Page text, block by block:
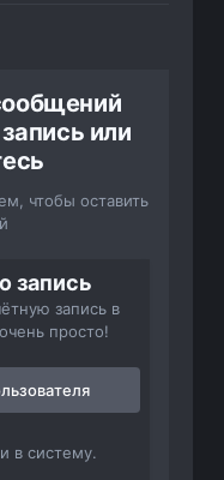
или
чтобы оставить
запись
запись в
просто!
в систему.